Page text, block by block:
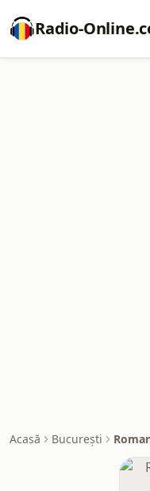
Radio-
Acasă București